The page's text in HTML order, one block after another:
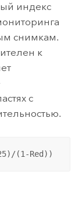
индекс
снимкам.
к
с
(1-Red))